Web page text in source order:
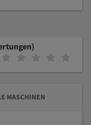
MASCHINEN